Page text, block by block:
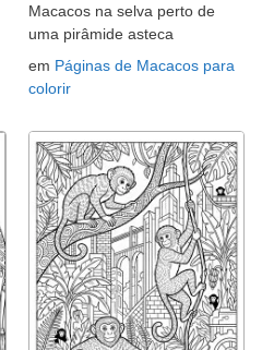
Macacos na selva perto de
uma pirâmide asteca
em Páginas de Macacos para
colorir